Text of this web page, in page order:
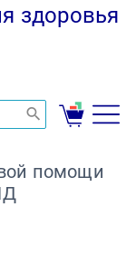
здоровья
помощи